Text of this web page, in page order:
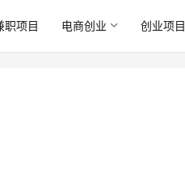
职项目 电商创业 创业项目